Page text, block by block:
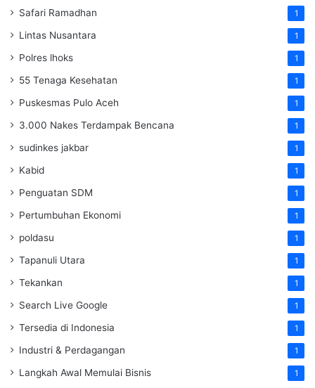
Safari Ramadhan 1
Lintas Nusantara 1
Polres lhoks 1
55 Tenaga Kesehatan 1
Puskesmas Pulo Aceh 1
3.000 Nakes Terdampak Bencana 1
sudinkes jakbar 1
Kabid 1
Penguatan SDM ‎ 1
Pertumbuhan Ekonomi 1
poldasu 1
Tapanuli Utara 1
Tekankan 1
Search Live Google 1
Tersedia di Indonesia 1
Industri & Perdagangan 1
Langkah Awal Memulai Bisnis 1